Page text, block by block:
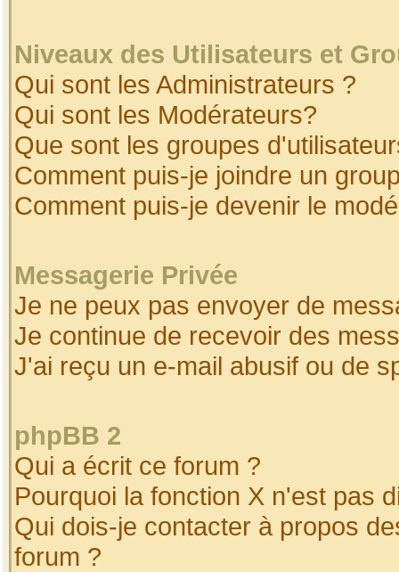
Niveaux des Utilisateurs et
Qui sont les Administrateurs ?
Qui sont les Modérateurs?
Que sont les groupes
Comment puis-je joindre un
Comment puis-je devenir le
Messagerie Privée
Je ne peux pas envoyer de
Je continue de recevoir des
J'ai reçu un e-mail abusif ou de
phpBB 2
Qui a écrit ce forum ?
Pourquoi la fonction X n'est pas
Qui dois-je contacter à propos
forum ?